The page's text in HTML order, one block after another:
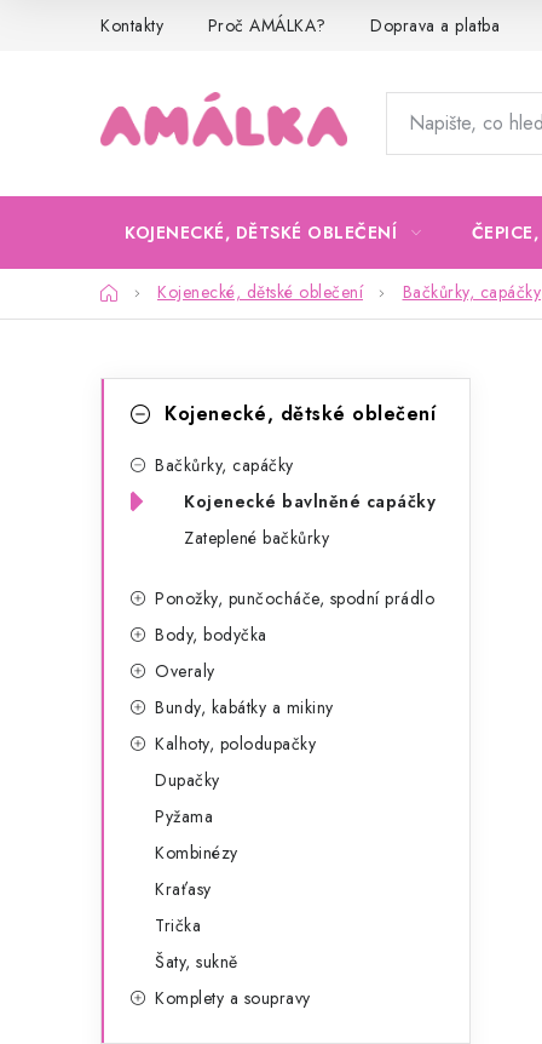
Kontakty Proč AMÁLKA? Doprava a platba
KOJENECKÉ, DĚTSKÉ OBLEČENÍ
DomůKojenecké, dětské oblečení Bačkůrky, capáčky
kategorieKojenecké, dětské oblečení
Bačkůrky, capáčky
Kojenecké bavlněné capáčky
Zateplené bačkůrky
Ponožky, punčocháče, spodní prádlo
Body, bodyčka
Overaly
Bundy, kabátky a mikiny
Kalhoty, polodupačky
Dupačky
Pyžama
Kombinézy
Kraťasy
Trička
Šaty, sukně
Komplety a soupravy